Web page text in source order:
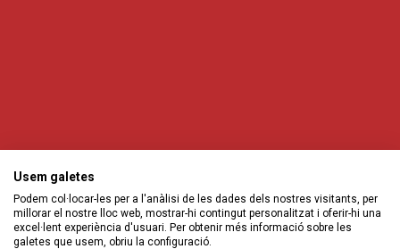
Usem galetes
Podem col·locar-les per a l'anàlisi de les dades dels nostres visitants, per
millorar el nostre lloc web, mostrar-hi contingut personalitzat i oferir-hi una
excel·lent experiència d'usuari. Per obtenir més informació sobre les
galetes que usem, obriu la configuració.